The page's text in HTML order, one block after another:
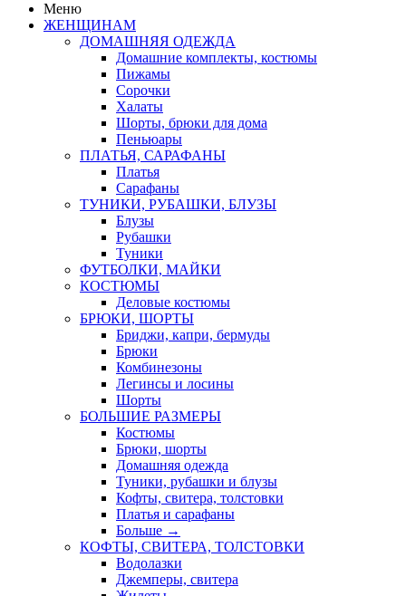
Меню
ЖЕНЩИНАМ
ДОМАШНЯЯ ОДЕЖДА
Домашние комплекты, костюмы
Пижамы
Сорочки
Халаты
Шорты, брюки для дома
Пеньюары
ПЛАТЬЯ, САРАФАНЫ
Платья
Сарафаны
ТУНИКИ, РУБАШКИ, БЛУЗЫ
Блузы
Рубашки
Туники
ФУТБОЛКИ, МАЙКИ
КОСТЮМЫ
Деловые костюмы
БРЮКИ, ШОРТЫ
Бриджи, капри, бермуды
Брюки
Комбинезоны
Легинсы и лосины
Шорты
БОЛЬШИЕ РАЗМЕРЫ
Костюмы
Брюки, шорты
Домашняя одежда
Туники, рубашки и блузы
Кофты, свитера, толстовки
Платья и сарафаны
Больше →
КОФТЫ, СВИТЕРА, ТОЛСТОВКИ
Водолазки
Джемперы, свитера